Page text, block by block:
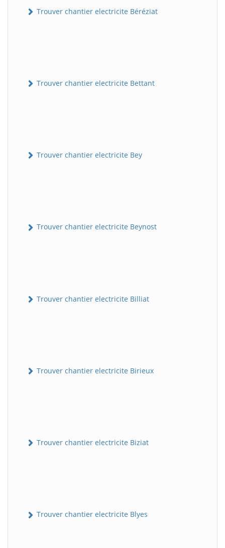
Trouver chantier electricite Béréziat
Trouver chantier electricite Bettant
Trouver chantier electricite Bey
Trouver chantier electricite Beynost
Trouver chantier electricite Billiat
Trouver chantier electricite Birieux
Trouver chantier electricite Biziat
Trouver chantier electricite Blyes